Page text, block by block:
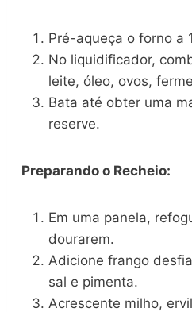
Pré-aqueça o forno a
No liquidificador,
leite, óleo, ovos,
Bata até obter uma
reserve.
Preparando o Recheio:
Em uma panela,
dourarem.
Adicione frango
sal e pimenta.
Acrescente milho,